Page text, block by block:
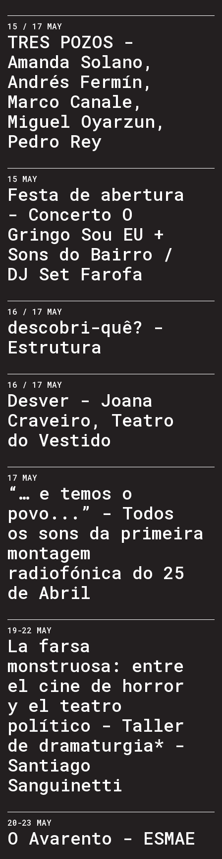
15 / 17 MAY
TRES POZOS -
Amanda Solano,
Andrés Fermín,
Marco Canale,
Miguel Oyarzun,
Pedro Rey
15 MAY
Festa de abertura
- Concerto O
Gringo Sou EU +
Sons do Bairro /
DJ Set Farofa
16 / 17 MAY
descobri-quê? -
Estrutura
16 / 17 MAY
Desver - Joana
Craveiro, Teatro
do Vestido
17 MAY
“… e temos o
povo...” - Todos
os sons da primeira
montagem
radiofónica do 25
de Abril
19-22 MAY
La farsa
monstruosa: entre
el cine de horror
y el teatro
político - Taller
de dramaturgia* -
Santiago
Sanguinetti
20-23 MAY
O Avarento - ESMAE